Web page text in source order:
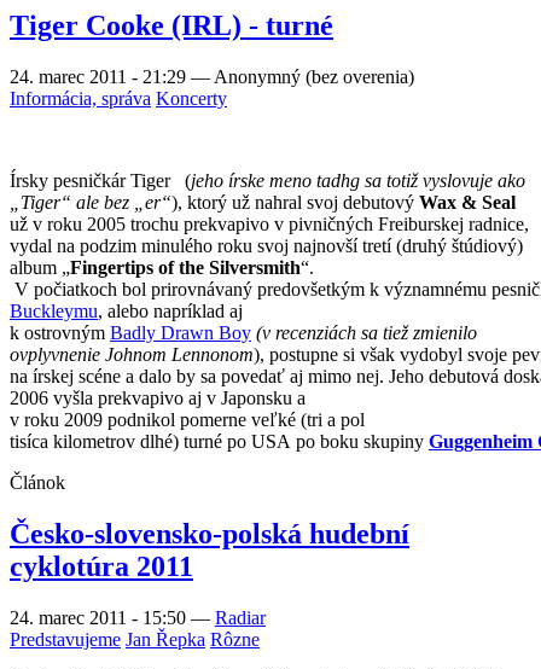
Tiger Cooke (IRL) - turné
24. marec 2011 - 21:29 — Anonymný (bez overenia)
Informácia, správa Koncerty
Írsky pesničkár Tiger (jeho írske meno tadhg sa totiž vyslovuje ako
„Tiger“ ale bez „er“), ktorý už nahral svoj debutový Wax & Seal
už v roku 2005 trochu prekvapivo v pivničných Freiburskej radnice,
vydal na podzim minulého roku svoj najnovší tretí (druhý štúdiový)
album „Fingertips of the Silversmith“.
V počiatkoch bol prirovnávaný predovšetkým k významnému
Buckleymu, alebo napríklad aj
k ostrovným Badly Drawn Boy (v recenziách sa tiež zmienilo
ovplyvnenie Johnom Lennonom), postupne si však vydobyl svoje
na írskej scéne a dalo by sa povedať aj mimo nej. Jeho debutová
2006 vyšla prekvapivo aj v Japonsku a
v roku 2009 podnikol pomerne veľké (tri a pol
tisíca kilometrov dlhé) turné po USA po boku skupiny Guggenheim
Článok
Česko-slovensko-polská hudební
cyklotúra 2011
24. marec 2011 - 15:50 — Radiar
Predstavujeme Jan Řepka Rôzne